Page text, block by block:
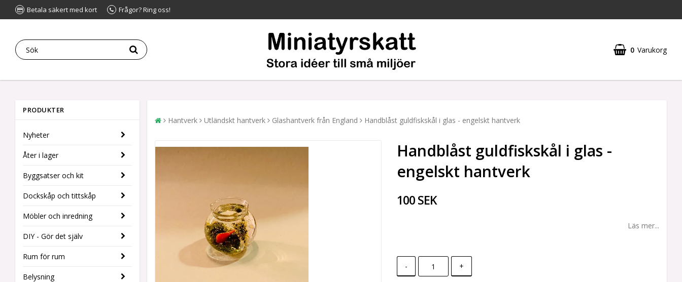
Betala säkert med kort Frågor? Ring oss!
0 Varukorg
PRODUKTER
Nyheter
Åter i lager
Byggsatser och kit
Dockskåp och tittskåp
Möbler och inredning
DIY - Gör det själv
Rum för rum
Belysning
Hantverk Utländskt hantverk Glashantverk från England Handblåst guldfiskskål i glas - engelskt hantverk
Handblåst guldfiskskål i glas -
engelskt hantverk
100 SEK
Läs mer...
- +